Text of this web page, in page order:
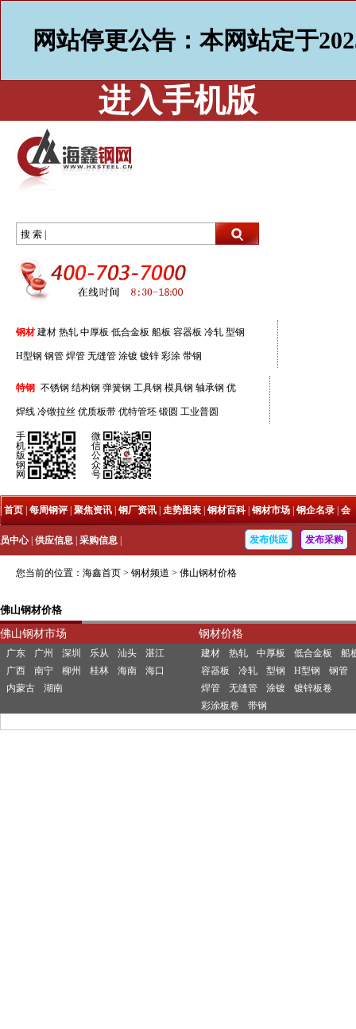
网站停更公告：本网站定于
进入手机版
搜 索 |
钢材 建材 热轧 中厚板 低合金板 船板 容器板 冷轧 型钢
H型钢 钢管 焊管 无缝管 涂镀 镀锌 彩涂 带钢
特钢 不锈钢 结构钢 弹簧钢 工具钢 模具钢 轴承钢 优
焊线 冷镦拉丝 优质板带 优特管坯 锻圆 工业普圆
手
机
版
钢
网
微
信
公
众
号
| 首页 每周钢评 聚焦资讯 钢厂资讯 走势图表 钢材百科| 钢材市场 钢企名录 会
员中心| 供应信息 采购信息 发布供应 发布采购
您当前的位置： 海鑫首页 > 钢材频道 > 佛山钢材价格
佛山钢材价格
佛山钢材市场
钢材价格
广东 广州 深圳 乐从 汕头
湛江
广西
南宁 柳州 桂林 海南
海口
内蒙古
湖南
建材 热轧 中厚板 低合金板
船
容器板
冷轧 型钢 H型钢
钢管
焊管
无缝管 涂镀
镀锌板卷
彩涂板卷
带钢